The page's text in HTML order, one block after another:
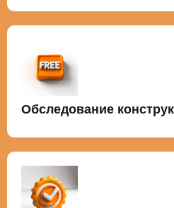
Обследование